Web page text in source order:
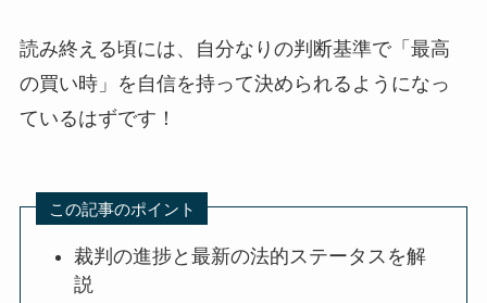
読み終える頃には、自分なりの判断基準で「最高
の買い時」を自信を持って決められるようになっ
ているはずです！
この記事のポイント
裁判の進捗と最新の法的ステータスを解
説